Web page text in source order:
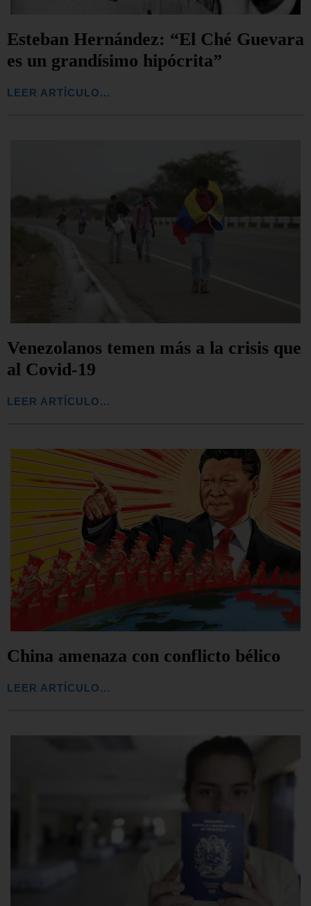
Esteban Hernández: “El Ché Guevara
es un grandísimo hipócrita”
LEER ARTÍCULO...
Venezolanos temen más a la crisis que
al Covid-19
LEER ARTÍCULO...
China amenaza con conflicto bélico
LEER ARTÍCULO...